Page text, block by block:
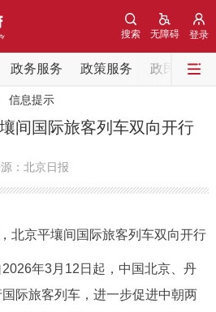
登录
无障碍
搜索
政务服务 政策服务 政民互动
国务院信息
机构职能 政策服务
信息提示
间国际旅客列车双向开行
：北京日报
京平壤间国际旅客列车双向开行
年3月12日起，中国北京、丹
际旅客列车，进一步促进中朝两